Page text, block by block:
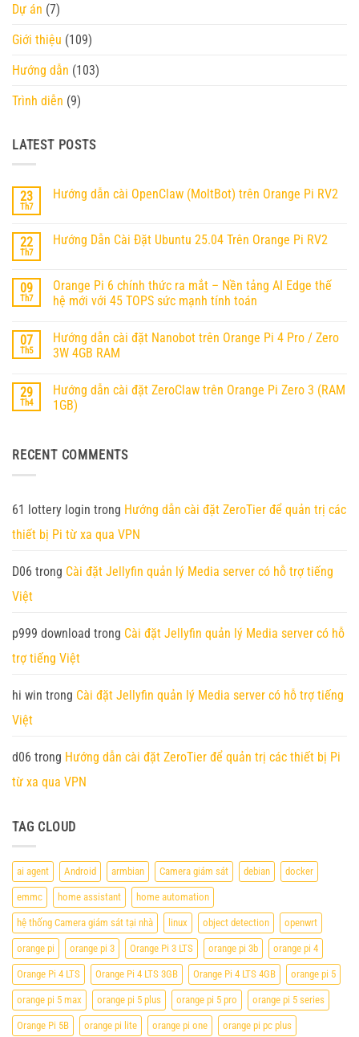
Dự án (7)
Giới thiệu (109)
Hướng dẫn (103)
Trình diễn (9)
LATEST POSTS
23
Th7
Hướng dẫn cài OpenClaw (MoltBot) trên Orange Pi RV2
luận
cài
OpenClaw
(MoltBot)
Pi
RV2
22
Th7
Hướng Dẫn Cài Đặt Ubuntu 25.04 Trên Orange Pi RV2
luận
ở
Hướng
Đặt
Ubuntu
25.04
Pi
RV2
09
Th7
Orange Pi 6 chính thức ra mắt – Nền tảng AI Edge thế
hệ mới với 45 TOPS sức mạnh tính toán
bình
luận
ở
6
chính
thức
Nền
hệ
mới
45
mạnh
tính
07
Th5
Hướng dẫn cài đặt Nanobot trên Orange Pi 4 Pro / Zero
3W 4GB RAM
bình
luận
ở
đặt
4
Pro
Zero
RAM
29
Th4
Hướng dẫn cài đặt ZeroClaw trên Orange Pi Zero 3 (RAM
1GB)
luận
đặt
ZeroClaw
Orange
3
(RAM
RECENT COMMENTS
61 lottery login trong Hướng dẫn cài đặt ZeroTier để quản trị các
thiết bị Pi từ xa qua VPN
D06 trong Cài đặt Jellyfin quản lý Media server có hỗ trợ tiếng
Việt
p999 download trong Cài đặt Jellyfin quản lý Media server có hỗ
trợ tiếng Việt
hi win trong Cài đặt Jellyfin quản lý Media server có hỗ trợ tiếng
Việt
d06 trong Hướng dẫn cài đặt ZeroTier để quản trị các thiết bị Pi
từ xa qua VPN
TAG CLOUD
ai agent Android armbian Camera giám sát debian docker
emmc home assistant home automation
hệ thống Camera giám sát tại nhà linux object detection openwrt
orange pi orange pi 3 Orange Pi 3 LTS orange pi 3b orange pi 4
Orange Pi 4 LTS Orange Pi 4 LTS 3GB Orange Pi 4 LTS 4GB orange pi 5
orange pi 5 max orange pi 5 plus orange pi 5 pro orange pi 5 series
Orange Pi 5B orange pi lite orange pi one orange pi pc plus